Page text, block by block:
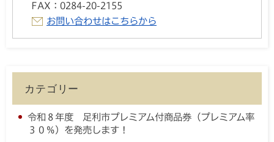
FAX： 0284-20-2155
お問い合わせはこちらから
カテゴリー
令和８年度 足利市プレミアム付商品券（プレミアム率
３０％）を発売します！